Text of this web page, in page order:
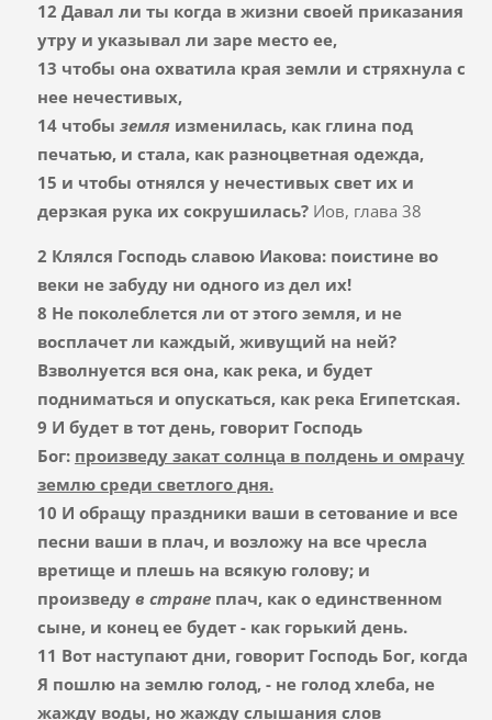
12 Давал ли ты когда в жизни своей приказания
утру и указывал ли заре место ее,
13 чтобы она охватила края земли и стряхнула с
нее нечестивых,
14 чтобы земляизменилась, как глина под
печатью, и стала, как разноцветная одежда,
15 и чтобы отнялся у нечестивых свет их и
дерзкая рука их сокрушилась? Иов, глава 38
2 Клялся Господь славою Иакова: поистине во
веки не забуду ни одного из дел их!
8 Не поколеблется ли от этого земля, и не
восплачет ли каждый, живущий на ней?
Взволнуется вся она, как река, и будет
подниматься и опускаться, как река Египетская.
9 И будет в тот день, говорит Господь
Бог: произведу закат солнца в полдень и омрачу
землю среди светлого дня.
10 И обращу праздники ваши в сетование и все
песни ваши в плач, и возложу на все чресла
вретище и плешь на всякую голову; и
произведу в странеплач, как о единственном
сыне, и конец ее будет - как горький день.
11 Вот наступают дни, говорит Господь Бог, когда
Я пошлю на землю голод, - не голод хлеба, не
жажду воды, но жажду слышания слов